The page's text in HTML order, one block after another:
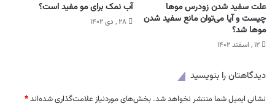
علت سفید شدن زودرس موها
چیست و آیا می‌توان مانع سفید شدن
موها شد؟
۱۲ , اسفند ۱۴۰۲
آب نمک برای مو مفید است؟
۲۸ , دی ۱۴۰۲
دیدگاهتان را بنویسید
نشانی ایمیل شما منتشر نخواهد شد. بخش‌های موردنیاز علامت‌گذاری شده‌اند*